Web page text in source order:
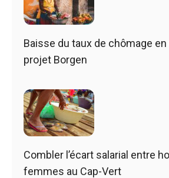
Baisse du taux de chômage
projet Borgen
Combler l’écart salarial entre
femmes au Cap-Vert